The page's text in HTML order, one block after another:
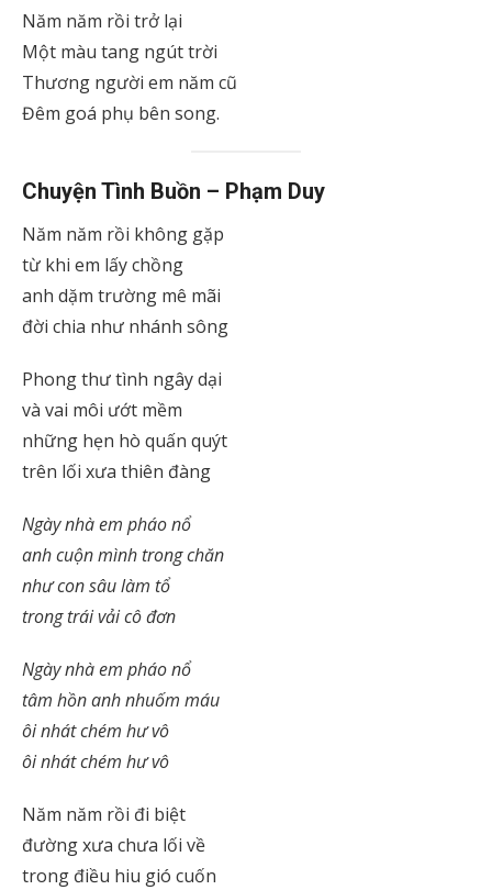
Năm năm rồi trở lại
Một màu tang ngút trời
Thương người em năm cũ
Đêm goá phụ bên song.
Chuyện Tình Buồn – Phạm Duy
Năm năm rồi không gặp
từ khi em lấy chồng
anh dặm trường mê mãi
đời chia như nhánh sông
Phong thư tình ngây dại
và vai môi ướt mềm
những hẹn hò quấn quýt
trên lối xưa thiên đàng
Ngày nhà em pháo nổ
anh cuộn mình trong chăn
như con sâu làm tổ
trong trái vải cô đơn
Ngày nhà em pháo nổ
tâm hồn anh nhuốm máu
ôi nhát chém hư vô
ôi nhát chém hư vô
Năm năm rồi đi biệt
đường xưa chưa lối về
trong điều hiu gió cuốn